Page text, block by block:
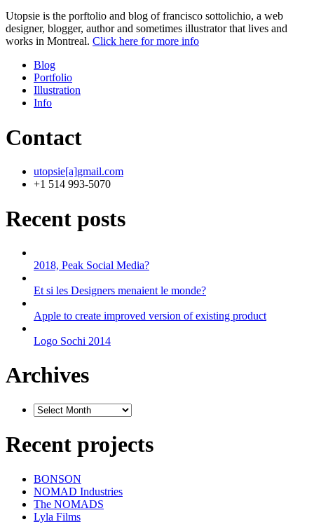
Utopsie is the porftolio and blog of francisco sottolichio, a web
designer, blogger, author and sometimes illustrator that lives and
works in Montreal. Click here for more info
Blog
Portfolio
Illustration
Info
Contact
utopsie[a]gmail.com
+1 514 993-5070
Recent posts
2018, Peak Social Media?
Et si les Designers menaient le monde?
Apple to create improved version of existing product
Logo Sochi 2014
Archives
Recent projects
BONSON
NOMAD Industries
The NOMADS
Lyla Films